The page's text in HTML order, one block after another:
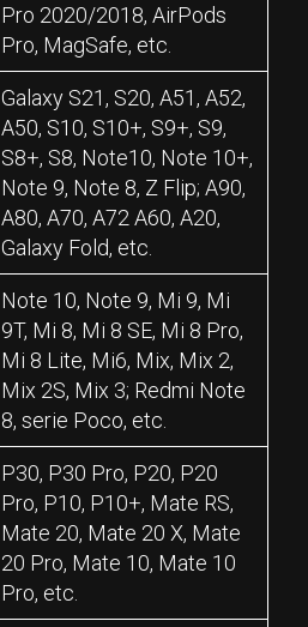
Pro 2020/2018, AirPods
Pro, MagSafe, etc.
Galaxy S21, S20, A51, A52,
A50, S10, S10+, S9+, S9,
S8+, S8, Note10, Note 10+,
Note 9, Note 8, Z Flip; A90,
A80, A70, A72 A60, A20,
Galaxy Fold, etc.
Note 10, Note 9, Mi 9, Mi
9T, Mi 8, Mi 8 SE, Mi 8 Pro,
Mi 8 Lite, Mi6, Mix, Mix 2,
Mix 2S, Mix 3; Redmi Note
8, serie Poco, etc.
P30, P30 Pro, P20, P20
Pro, P10, P10+, Mate RS,
Mate 20, Mate 20 X, Mate
20 Pro, Mate 10, Mate 10
Pro, etc.